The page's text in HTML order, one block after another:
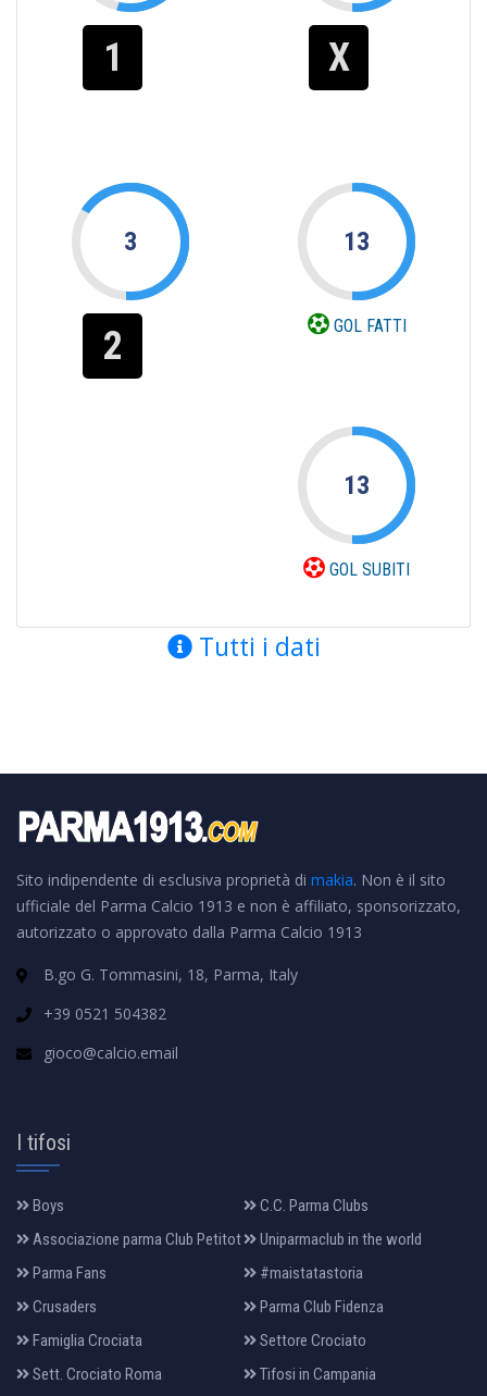
1 X
3
2
13
GOL FATTI
13
GOL SUBITI
Tutti i dati
Sito indipendente di esclusiva proprietà di makia. Non è il sito
ufficiale del Parma Calcio 1913 e non è affiliato, sponsorizzato,
autorizzato o approvato dalla Parma Calcio 1913
B.go G. Tommasini, 18, Parma, Italy
+39 0521 504382
gioco@calcio.email
I tifosi
Boys
C.C. Parma Clubs
Associazione parma Club Petitot
Uniparmaclub in the world
Parma Fans
#maistatastoria
Crusaders
Parma Club Fidenza
Famiglia Crociata
Settore Crociato
Sett. Crociato Roma
Tifosi in Campania